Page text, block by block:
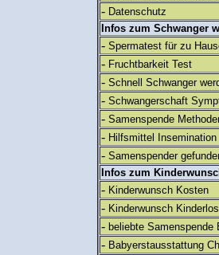
- Datenschutz
Infos zum Schwanger
- Spermatest für zu
- Fruchtbarkeit Test
- Schnell Schwanger
- Schwangerschaft
- Samenspende
- Hilfsmittel Insemination
- Samenspender
Infos zum
- Kinderwunsch Kosten
- Kinderwunsch Kinderlos
- beliebte Samenspende
- Babyerstausstattung